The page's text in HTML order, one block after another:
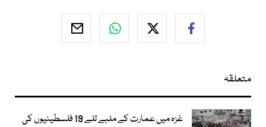
متعلقہ
غزہ میں عمارت کے ملبے تلے 19 فلسطینیوں کی